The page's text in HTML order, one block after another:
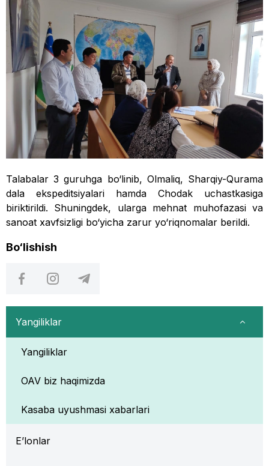
Talabalar 3 guruhga bo‘linib, Olmaliq, Sharqiy-Qurama
dala ekspeditsiyalari hamda Chodak uchastkasiga
biriktirildi. Shuningdek, ularga mehnat muhofazasi va
sanoat xavfsizligi bo‘yicha zarur yo‘riqnomalar berildi.
Bo‘lishish
Yangiliklar
Yangiliklar
OAV biz haqimizda
Kasaba uyushmasi xabarlari
E’lonlar